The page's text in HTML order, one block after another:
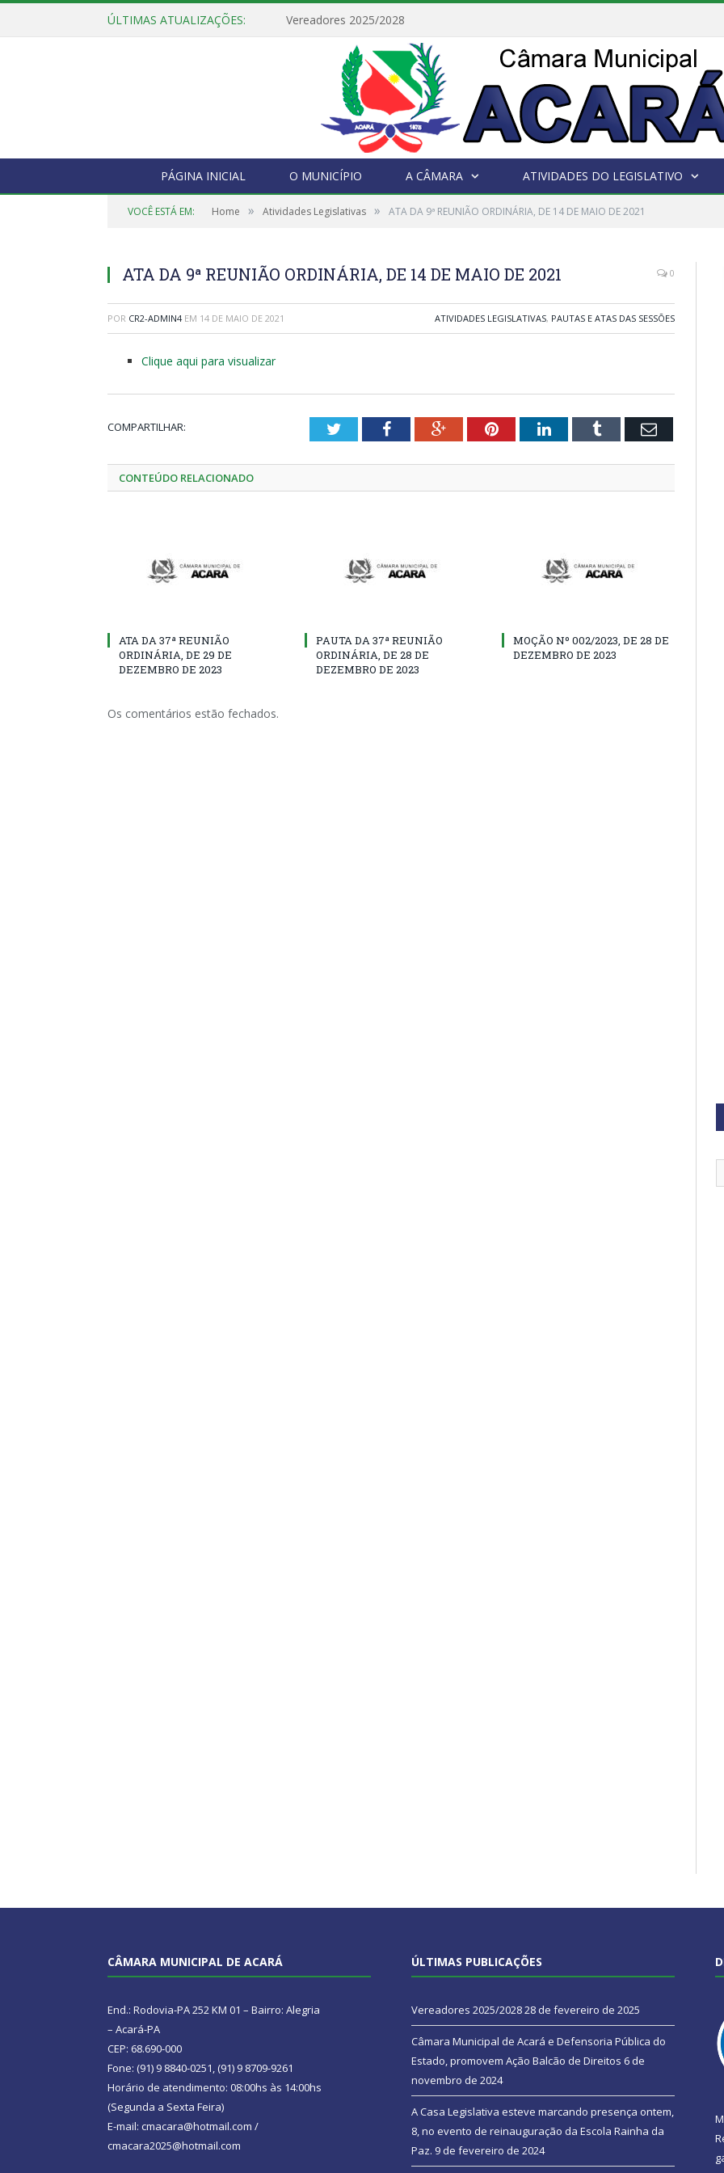
ÚLTIMAS ATUALIZAÇÕES: Vereadores 2025/2028
PÁGINA INICIAL O MUNICÍPIO A CÂMARA ATIVIDADES DO LEGISLATIVO
VOCÊ ESTÁ EM: Home » Atividades Legislativas » ATA DA 9ª REUNIÃO ORDINÁRIA, DE 14 DE MAIO DE 2021
ATA DA 9ª REUNIÃO ORDINÁRIA, DE 14 DE MAIO DE 2021 0
POR CR2-ADMIN4 EM 14 DE MAIO DE 2021 ATIVIDADES LEGISLATIVAS, PAUTAS E ATAS DAS SESSÕES
Clique aqui para visualizar
COMPARTILHAR: TwitterFacebookGoogle+PinterestLinkedInTumblr Email
CONTEÚDO RELACIONADO
ATA DA 37ª REUNIÃO
ORDINÁRIA, DE 29 DE
DEZEMBRO DE 2023
PAUTA DA 37ª REUNIÃO
ORDINÁRIA, DE 28 DE
DEZEMBRO DE 2023
MOÇÃO Nº 002/2023, DE 28 DE
DEZEMBRO DE 2023
Os comentários estão fechados.
CÂMARA MUNICIPAL DE ACARÁ
End.: Rodovia-PA 252 KM 01 – Bairro: Alegria
– Acará-PA
CEP: 68.690-000
Fone: (91) 9 8840-0251, (91) 9 8709-9261
Horário de atendimento: 08:00hs às 14:00hs
(Segunda a Sexta Feira)
E-mail: cmacara@hotmail.com /
cmacara2025@hotmail.com
ÚLTIMAS PUBLICAÇÕES
Vereadores 2025/202828 de fevereiro de 2025
Câmara Municipal de Acará e Defensoria Pública do
Estado, promovem Ação Balcão de Direitos 6 de
novembro de 2024
A Casa Legislativa esteve marcando presença ontem,
8, no evento de reinauguração da Escola Rainha da
Paz. 9 de fevereiro de 2024